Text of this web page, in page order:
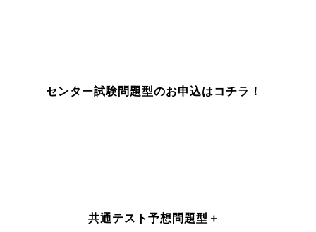
センター試験問題型のお申込はコチラ！
共通テスト予想問題型＋